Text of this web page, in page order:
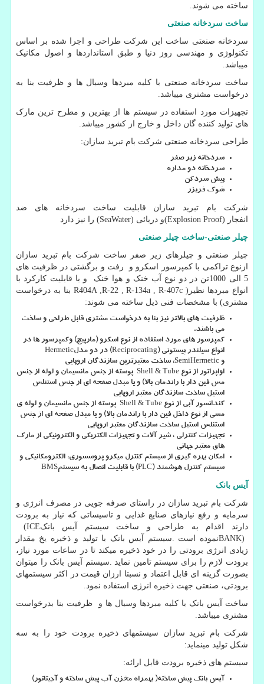
ساخته می شوند.
ساخت سردخانه صنعتی
سردخانه صنعتی ساخت این شرکت طراحی و اجرا شده بر اساس
تکنولوژی و مهندسی روز دنیا و طبق استانداردها و اصول مکانیک
میباشد.
ساخت سردخانه صنعتی با کلیه مبردها وسیال ها و ظرفیت بنا به
درخواست مشتری میباشد.
تجهیزات مورد استفاده در سیستم ها از بهترین و مطرح ترین مارک
های تولید کننده گان داخل و خارج از کشور میباشد.
طراحی سردخانه صنعتی شرکت بام تبرید سازان:
سردخانه زیر صفر
سردخانه دو مداره
پیش سردکن
شوک فریزر
شرکت بام تبرید سازان قابلیت ساخت سردخانه های ضد
انفجار (Explosion Proof)و دریائی (SeaWater) را نیز دارد
چیلر صنعتی-ساخت چیلر صنعتی
چیلر صنعتی و چیلرهای زیر صفر ساخت شرکت بام تبرید سازان
ازنوع تراکمی با کمپرسور اسکرو و رفت و برگشتی در ظرفیت های
5 الی 1000تن در دو نوع آب خنک و هوا خنک و با قابلیت کارکرد با
انواع مبردها نظیر R404A ,R-22 , R-134a , R-407c ) بنا به درخواست
مشتری) با مشخصات فنی ذیل ساخته می شوند:
ظرفیت های بالاتر نیز بنا به درخواست مشتری قابل طراحی و ساخت
می باشند.
کمپرسور های مورد استفاده از نوع اسکرو (مارپیچ) وکمپرسور ها در
انواع سیلندر پیستونی (Reciprocating) در دو مدلHermetic
و SemiHermetic، ساخت معتبرترین سازندگان اروپایی
اواپراتور از نوع Shell & Tube پوسته از جنس مانسیمان و لوله از جنس
مس فین دار با راندمان بالا) و یا مبدل صفحه ای از جنس استنلس
استیل ساخت سازندگان معتبر اروپایی
کندانسور آبی از نوع Shell & Tube پوسته از جنس مانسیمان و لوله ی
مسی از نوع داخل فین دار با راندمان بالا) و یا مبدل صفحه ای از جنس
استنلس استیل ساخت سازندگان معتبر اروپایی
تجهیزات کنترلی ، شیر آلات و تجهیزات الکتریکی و الکترونیکی از مارک
های معتبر جهانی
امکان بهره گیری از سیستم کنترل میکرو پروسسوری، الکترومکانیکی و
سیستم کنترل هوشمند (PLC) با قابلیت اتصال به سیستمBMS
آیس بانک
شرکت بام تبرید سازان در راستای صرفه جویی در مصرف انرژی و
سرمایه و رفع نیازهای صنایع غذایی و تاسیساتی که نیاز به برودت
دارند اقدام به طراحی و ساخت سیستم آیس بانک(ICE
BANK)نموده است
سیستم آیس بانک با تولید و ذخیره یخ مقدار
زیادی انرژی برودتی را در خود ذخیره میکند تا در ساعات مورد نیاز،
برودت لازم را برای سیستم تامین نماید
سیستم آیس بانک را میتوان
بصورت گزینه ای قابل اعتماد و نسبتا ارزان قیمت در اکثر سیستمهای
برودتی، صنعتی جهت ذخیره انرژی استفاده نمود.
ساخت آیس بانک با کلیه مبردها وسیال ها و ظرفیت بنا بدرخواست
مشتری میباشد.
شرکت بام تبرید سازان سیستمهای ذخیره برودت خود را به سه
شکل تولید مینماید:
سیستم های ذخیره برودت قابل ارائه:
آیس بانک پیش ساخته) بهمراه مخزن آب پیش ساخته و آجیتاتور(